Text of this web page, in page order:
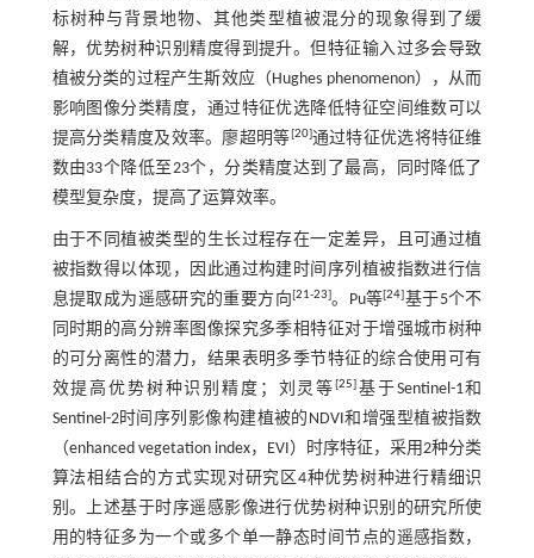
标树种与背景地物、其他类型植被混分的现象得到了缓
解，优势树种识别精度得到提升。但特征输入过多会导致
植被分类的过程产生斯效应（Hughes phenomenon），从而
影响图像分类精度，通过特征优选降低特征空间维数可以
提高分类精度及效率。廖超明等[20]通过特征优选将特征维
数由33个降低至23个，分类精度达到了最高，同时降低了
模型复杂度，提高了运算效率。
由于不同植被类型的生长过程存在一定差异，且可通过植
被指数得以体现，因此通过构建时间序列植被指数进行信
息提取成为遥感研究的重要方向 [21-23]。Pu等[24]基于5个不
同时期的高分辨率图像探究多季相特征对于增强城市树种
的可分离性的潜力，结果表明多季节特征的综合使用可有
效提高优势树种识别精度；刘灵等[25] 基于Sentinel-1和
Sentinel-2时间序列影像构建植被的NDVI和增强型植被指数
（enhanced vegetation index，EVI）时序特征，采用2种分类
算法相结合的方式实现对研究区4种优势树种进行精细识
别。上述基于时序遥感影像进行优势树种识别的研究所使
用的特征多为一个或多个单一静态时间节点的遥感指数，